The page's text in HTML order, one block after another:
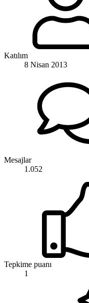
Katılım
8 Nisan 2013
Mesajlar
1.052
Tepkime puanı
1